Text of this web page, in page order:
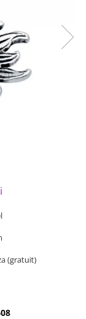
(gratuit)